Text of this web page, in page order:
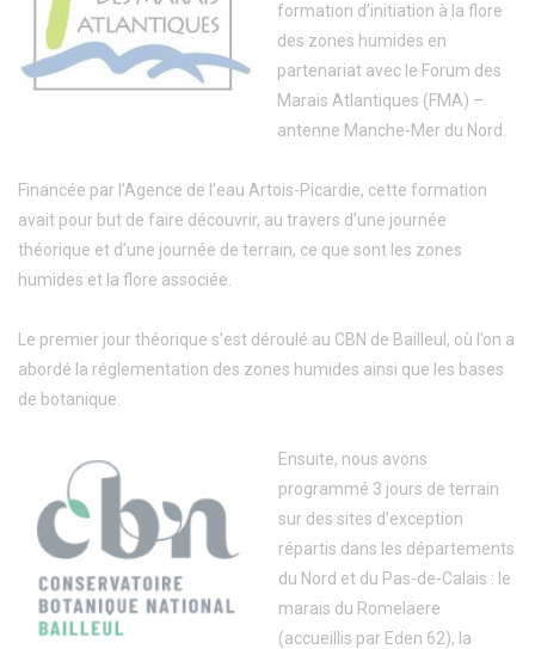
formation d’initiation à la flore
des zones humides en
partenariat avec le Forum des
Marais Atlantiques (FMA) –
antenne Manche-Mer du Nord.
Financée par l’Agence de l’eau Artois-Picardie, cette formation
avait pour but de faire découvrir, au travers d’une journée
théorique et d’une journée de terrain, ce que sont les zones
humides et la flore associée.
Le premier jour théorique s’est déroulé au CBN de Bailleul, où l’on a
abordé la réglementation des zones humides ainsi que les bases
de botanique.
Ensuite, nous avons
programmé 3 jours de terrain
sur des sites d’exception
répartis dans les départements
du Nord et du Pas-de-Calais : le
marais du Romeläere
(accueillis par Eden 62), la